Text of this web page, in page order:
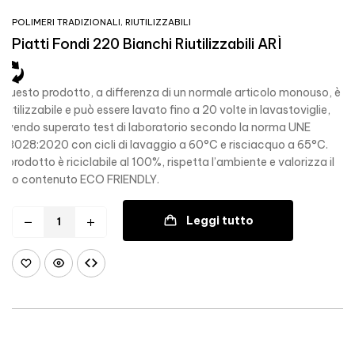
POLIMERI TRADIZIONALI, RIUTILIZZABILI
Piatti Fondi 220 Bianchi Riutilizzabili ARÌ
Questo prodotto, a differenza di un normale articolo monouso, è
riutilizzabile e può essere lavato fino a 20 volte in lavastoviglie,
avendo superato test di laboratorio secondo la norma UNE
53028:2020 con cicli di lavaggio a 60°C e risciacquo a 65°C.
Il prodotto è riciclabile al 100%, rispetta l’ambiente e valorizza il
suo contenuto ECO FRIENDLY.
Leggi tutto